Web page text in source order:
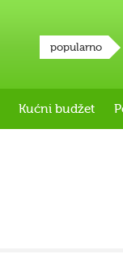
popularno
Kućni budžet